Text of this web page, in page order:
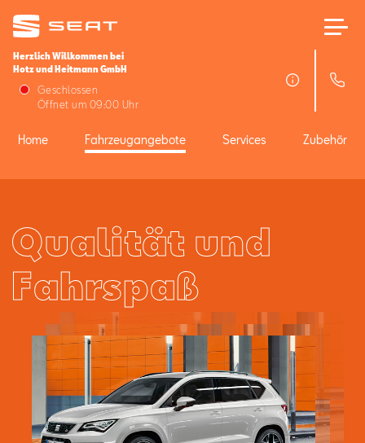
Herzlich Willkommen bei
Hotz und Heitmann GmbH
Geschlossen
Öffnet um 09:00 Uhr
Home
Fahrzeugangebote
Services
Zubehör
SEAT FOR BUSINESS
Über uns
Aktionen
Home Fahrzeugangebote Services Zubehör
Qualität und
Fahrspaß